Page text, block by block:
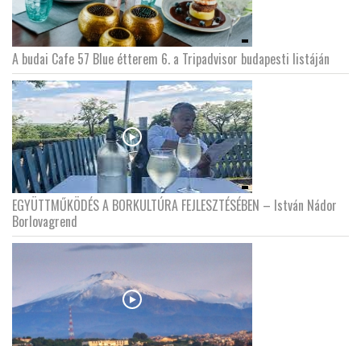
A budai Cafe 57 Blue étterem 6. a Tripadvisor budapesti listáján
EGYÜTTMŰKÖDÉS A BORKULTÚRA FEJLESZTÉSÉBEN – István Nádor
Borlovagrend